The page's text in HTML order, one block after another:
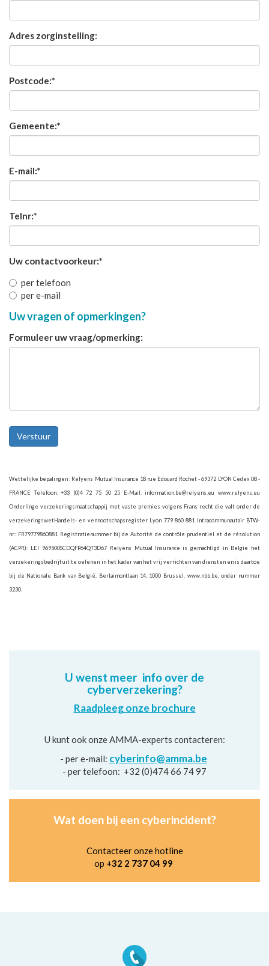
Adres zorginstelling:
Postcode:*
Gemeente:*
E-mail:*
Telnr:*
Uw contactvoorkeur:*
per telefoon
per e-mail
Uw vragen of opmerkingen?
Formuleer uw vraag/opmerking:
Wettelijke bepalingen : Relyens Mutual Insurance 18 rue Edouard Rochet - 69372 LYON Cedex 08 -
FRANCE Telefoon: +33 (0)4 72 75 50 25 E-Mail: information.be@relyens.eu www.relyens.eu
Onderlinge verzekeringsmaatschappij met vaste premies volgens Frans recht die valt onder de
verzekeringswetHandels- en vennootschapsregister Lyon 779 860 881 Intracommunautair BTW-
nr.: FR79779860881 Registratienummer bij de Autorité de contrôle prudentiel et de résolution
(ACPR): LEI 969500SCDQFP64QT3D67 Relyens Mutual Insurance is gemachtigd in België het
verzekeringsbedrijf uit te oefenen in het kader van het vrij verrichten van diensten en is daartoe
bij de Nationale Bank van België, Berlaimontlaan 14, 1000 Brussel, www.nbb.be, onder nummer
3230.
U wenst meer info over de
cyberverzekering?
Raadpleeg onze brochure
U kunt ook onze AMMA-experts contacteren:
- per e-mail: cyberinfo@amma.be
- per telefoon: +32 (0)474 66 74 97
Wat doen bij een cyberincident?
Contacteer onze hotline
op +32 2 737 04 99